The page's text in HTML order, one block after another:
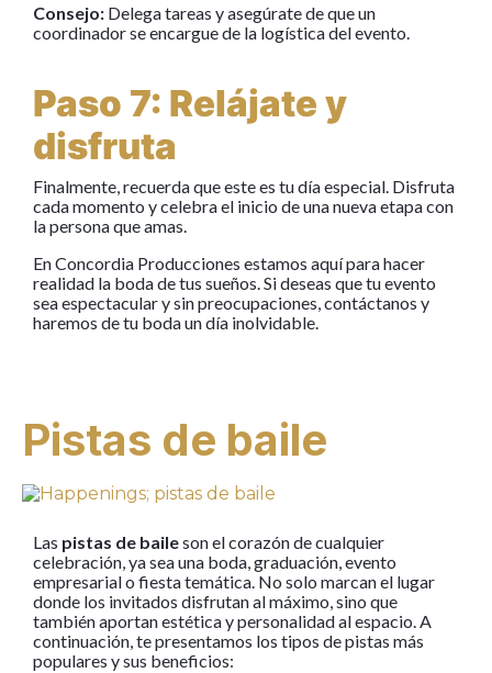
Consejo: Delega tareas y asegúrate de que un
coordinador se encargue de la logística del evento.
Paso 7: Relájate y
disfruta
Finalmente, recuerda que este es tu día especial. Disfruta
cada momento y celebra el inicio de una nueva etapa con
la persona que amas.
En Concordia Producciones estamos aquí para hacer
realidad la boda de tus sueños. Si deseas que tu evento
sea espectacular y sin preocupaciones, contáctanos y
haremos de tu boda un día inolvidable.
Pistas de baile
Las pistas de baileson el corazón de cualquier
celebración, ya sea una boda, graduación, evento
empresarial o fiesta temática. No solo marcan el lugar
donde los invitados disfrutan al máximo, sino que
también aportan estética y personalidad al espacio. A
continuación, te presentamos los tipos de pistas más
populares y sus beneficios: